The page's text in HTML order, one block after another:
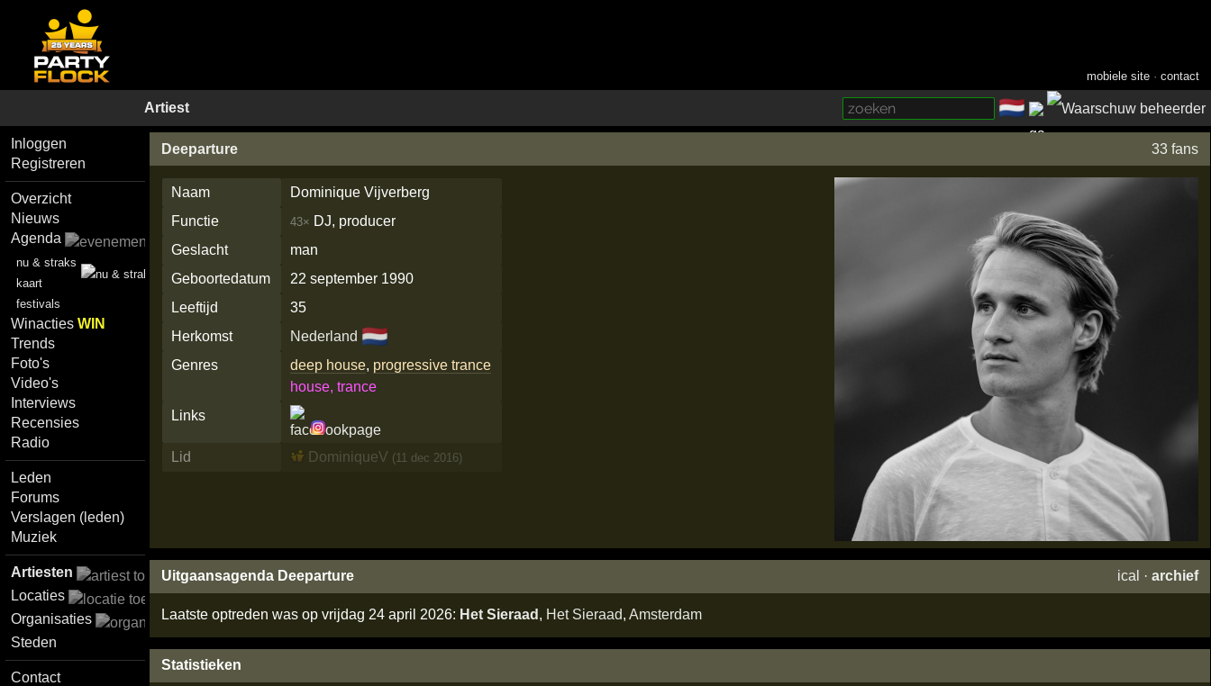
mobiele site ·contact
Artiest 🇳🇱
Inloggen
Registreren
Overzicht
Nieuws
Agenda
nu & straks
kaart
festivals
WinactiesWIN
Trends
Foto's
Video's
Interviews
Recensies
Radio
Leden
Forums
Verslagen (leden)
Muziek
Artiesten
Locaties
Organisaties
Steden
Contact
Deeparture 33 fans
Naam
Dominique Vijverberg
Functie
43× DJ, producer
Geslacht
man
Geboortedatum
22 september 1990
Leeftijd
35
Herkomst
Nederland 🇳🇱
Genres deep house, progressive trance
house, trance
Links
Lid DominiqueV (11 dec 2016)
Uitgaansagenda Deeparture ical ·archief
Laatste optreden was op vrijdag 24 april 2026: Het Sieraad , Het Sieraad, Amsterdam
Statistieken